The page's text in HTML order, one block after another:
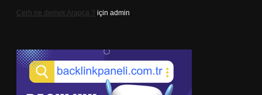
Cerh ne demek Arapça ? için admin